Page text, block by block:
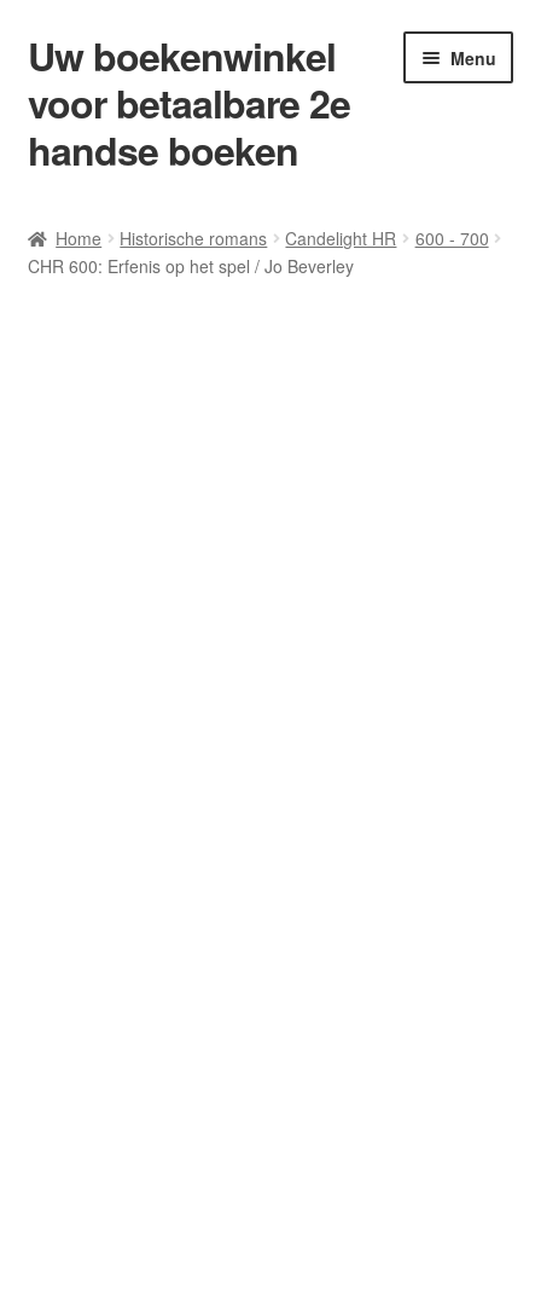
Ga
door
naar
navigatie
Ga
naar
de
inhoud
Uw boekenwinkel
voor betaalbare 2e
handse boeken
Menu
Afrekenen
Home Historische romans Candelight HR
600 - 700
CHR 600: Erfenis op het spel / Jo Beverley